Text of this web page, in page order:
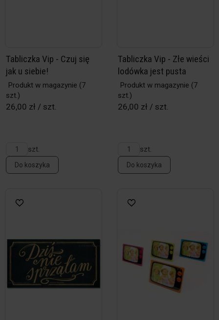
Tabliczka Vip - Czuj się
jak u siebie!
Produkt w magazynie (7
szt.)
26,00 zł / szt.
szt.
Do koszyka
Tabliczka Vip - Złe wieści
lodówka jest pusta
Produkt w magazynie (7
szt.)
26,00 zł / szt.
szt.
Do koszyka